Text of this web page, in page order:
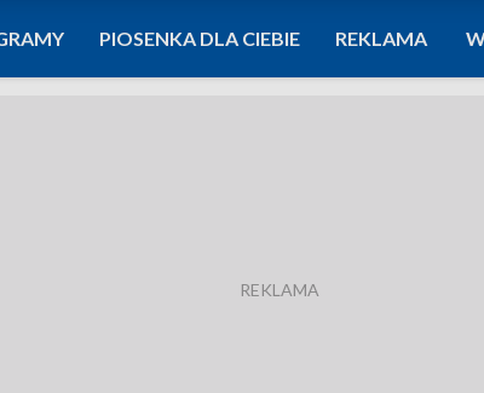
PIOSENKA DLA CIEBIE REKLAMA